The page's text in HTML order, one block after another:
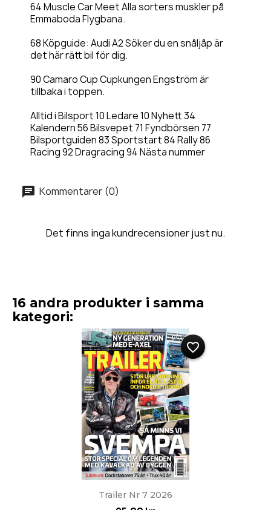
64 Muscle Car Meet Alla sorters muskler på
Emmaboda Flygbana.
68 Köpguide: Audi A2 Söker du en snåljåp är
det här rätt bil för dig.
90 Camaro Cup Cupkungen Engström är
tillbaka i toppen.
Alltid i Bilsport 10 Ledare 10 Nyhett 34
Kalendern 56 Bilsvepet 71 Fyndbörsen 77
Bilsportguiden 83 Sportstart 84 Rally 86
Racing 92 Dragracing 94 Nästa nummer
Kommentarer (0)
Det finns inga kundrecensioner just nu.
16 andra produkter i samma
kategori:
Trailer Nr 7 2026
favorite_border